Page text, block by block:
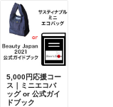
5,000円応援コー
ス｜ミニエコバ
ッグ or 公式ガイ
ドブック